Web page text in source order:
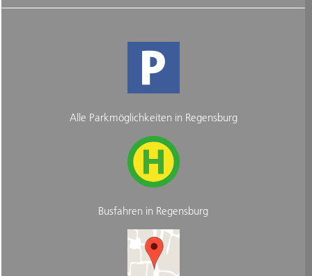
Alle Parkmöglichkeiten in Regensburg
Busfahren in Regensburg